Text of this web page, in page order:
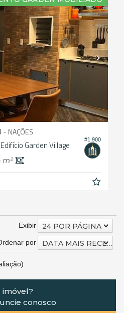
#1.900
- NAÇÕES
Garden Village
m²
Exibir 24 POR PÁGINA
por DATA MAIS RECENTE
conosco